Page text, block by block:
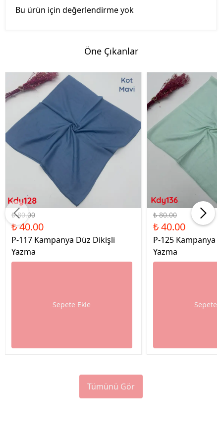
Bu ürün için değerlendirme yok
Öne Çıkanlar
%50 İndirim
₺ 80.00
₺ 40.00
P-117 Kampanya Düz Dikişli
Yazma
Sepete Ekle
%50 İndirim
₺ 80.00
₺ 40.00
P-125 Kampanya
Yazma
Sepete
Tümünü Gör